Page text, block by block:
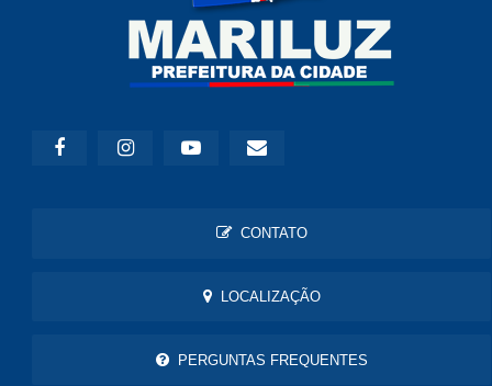
CONTATO
LOCALIZAÇÃO
PERGUNTAS FREQUENTES